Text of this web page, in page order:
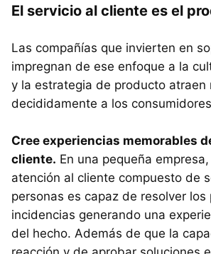
El servicio al cliente es el
Las compañías que invierten en
impregnan de ese enfoque a la
y la estrategia de producto atraen
decididamente a los
Cree experiencias memorables
cliente. En una pequeña
atención al cliente compuesto de
personas es capaz de resolver los
incidencias generando una
del hecho. Además de que la